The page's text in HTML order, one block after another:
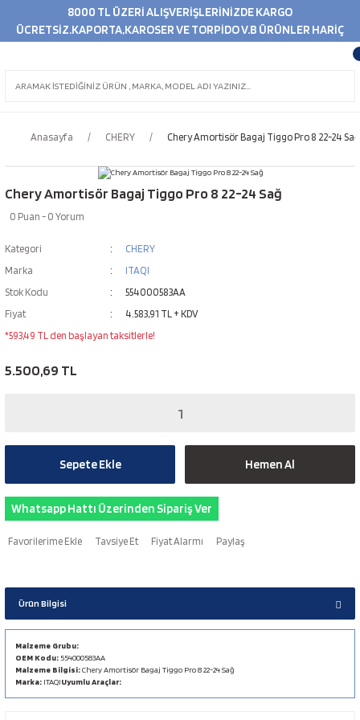
8000 TL ÜZERİ ALIŞVERİŞLERİNİZDE KARGO
ÜCRETSİZ.KAPORTA,KAROSER VE TORPİDO V.B ÜRÜNLER HARİÇ
Anasayfa CHERY Chery Amortisör Bagaj Tiggo Pro 8 22-24 Sağ
Chery Amortisör Bagaj Tiggo Pro 8 22-24 Sağ
0 Puan - 0 Yorum
Kategori
CHERY
Marka
ITAQI
Stok Kodu
554000583AA
Fiyat
4.583,91 TL + KDV
*593,49 TL den başlayan taksitlerle!
5.500,69 TL
Sepete Ekle Hemen Al
Whatsapp Hattı Üzerinden Sipariş Ver
Tavsiye Et Fiyat Alarmı Paylaş
Ürün Bilgisi
Malzeme Grubu:
OEM Kodu: 554000583AA
Malzeme Bilgisi:Chery Amortisör Bagaj Tiggo Pro 8 22-24 Sağ
Marka: ITAQIUyumlu Araçlar: